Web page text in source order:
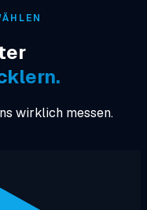
wirklich messen.